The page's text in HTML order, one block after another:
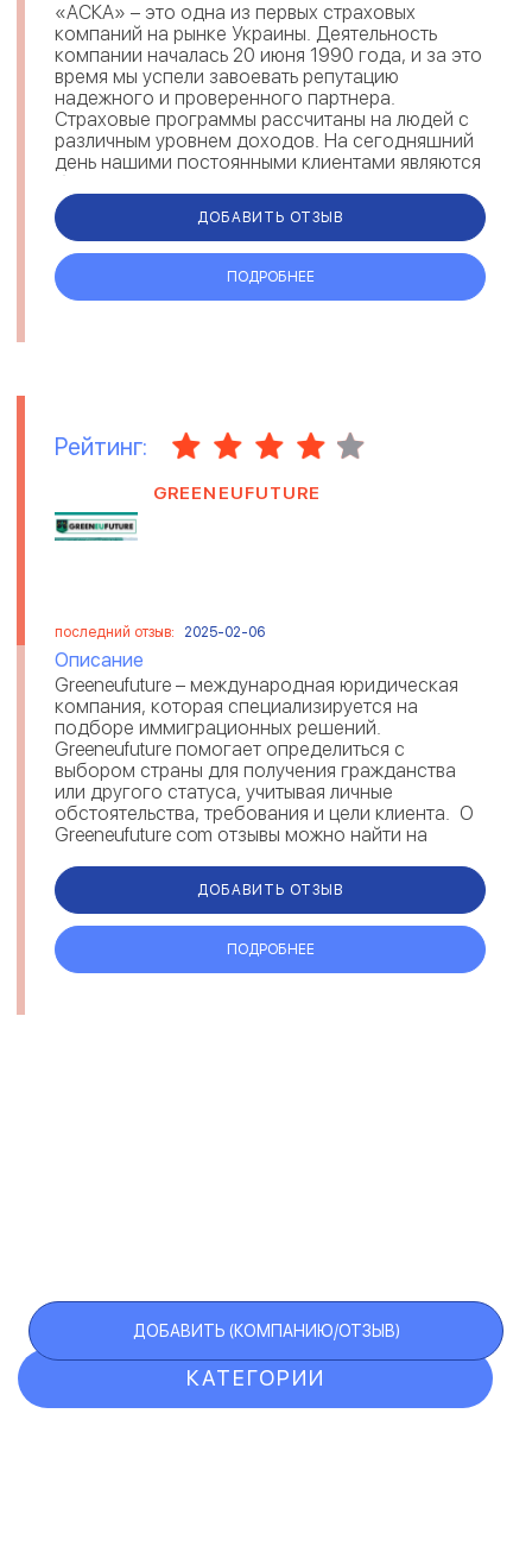
«АСКА» – это одна из первых страховых
компаний на рынке Украины. Деятельность
компании началась 20 июня 1990 года, и за это
время мы успели завоевать репутацию
надежного и проверенного партнера.
Страховые программы рассчитаны на людей с
различным уровнем доходов. На сегодняшний
день нашими постоянными клиентами являются
более чем 75 000 частных лиц и около 200
предпри...
ДОБАВИТЬ ОТЗЫВ
ПОДРОБНЕЕ
Рейтинг:
GREENEUFUTURE
последний отзыв: 2025-02-06
Описание
Greeneufuture – международная юридическая
компания, которая специализируется на
подборе иммиграционных решений.
Greeneufuture помогает определиться с
выбором страны для получения гражданства
или другого статуса, учитывая личные
обстоятельства, требования и цели клиента. О
Greeneufuture com отзывы можно найти на
ДОБАВИТЬ ОТЗЫВ
ПОДРОБНЕЕ
КАТЕГОРИИ
ДОБАВИТЬ (КОМПАНИЮ/ОТЗЫВ)